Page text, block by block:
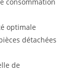
optimale
détachées
de